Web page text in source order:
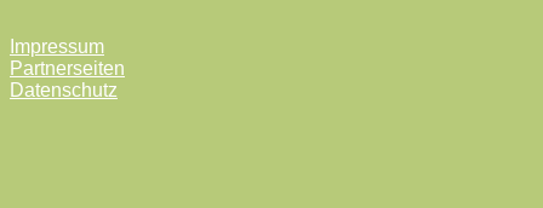
Impressum
Partnerseiten
Datenschutz